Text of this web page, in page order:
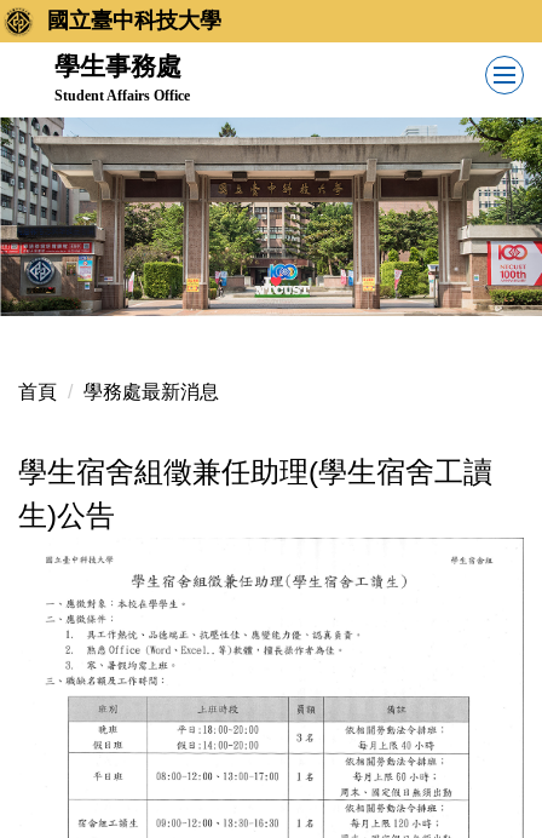
跳
到
內
容
區
國立臺中科技大學
學生事務處
Student Affairs Office
首頁 學務處最新消息
學生宿舍組徵兼任助理(學生宿舍工讀
生)公告